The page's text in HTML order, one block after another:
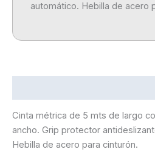
automático. Hebilla de acero
Cinta métrica de 5 mts de largo
ancho. Grip protector
Hebilla de acero para cinturón.